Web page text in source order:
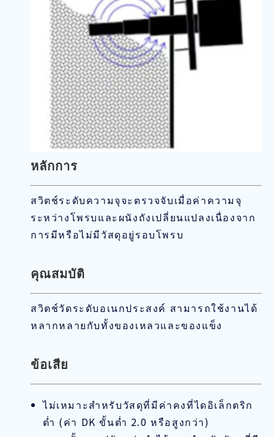
หลักการ
สวิตช์ระดับความจุจะตรวจจับเมื่อค่าความจุ
ระหว่างโพรบและผนังถังเปลี่ยนแปลงเนื่องจาก
การมีหรือไม่มีวัสดุอยู่รอบโพรบ
คุณสมบัติ
สวิตช์วัดระดับอเนกประสงค์ สามารถใช้งานได้
หลากหลายกับทั้งของเหลวและของแข็ง
ข้อเสีย
ไม่เหมาะสำหรับวัสดุที่มีค่าคงที่ไดอิเล็กตริก
ต่ำ (ค่า DK ขั้นต่ำ 2.0 หรือสูงกว่า)